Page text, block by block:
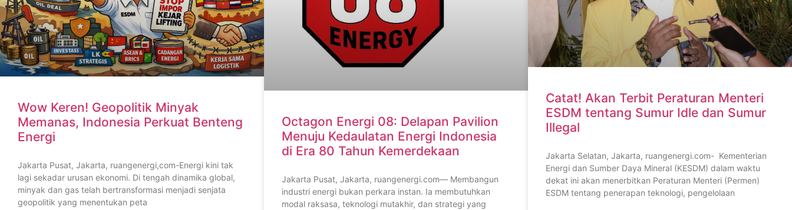
Wow Keren! Geopolitik Minyak
Memanas, Indonesia Perkuat Benteng
Energi
Jakarta Pusat, Jakarta, ruangenergi,com-Energi kini tak
lagi sekadar urusan ekonomi. Di tengah dinamika global,
minyak dan gas telah bertransformasi menjadi senjata
geopolitik yang menentukan peta
Octagon Energi 08: Delapan Pavilion
Menuju Kedaulatan Energi Indonesia
di Era 80 Tahun Kemerdekaan
Jakarta Pusat, Jakarta, ruangenergi.com— Membangun
industri energi bukan perkara instan. Ia membutuhkan
modal raksasa, teknologi mutakhir, dan strategi yang
Catat! Akan Terbit Peraturan Menteri
ESDM tentang Sumur Idle dan Sumur
Illegal
Jakarta Selatan, Jakarta, ruangenergi.com- Kementerian
Energi dan Sumber Daya Mineral (KESDM) dalam waktu
dekat ini akan menerbitkan Peraturan Menteri (Permen)
ESDM tentang penerapan teknologi, pengelolaan